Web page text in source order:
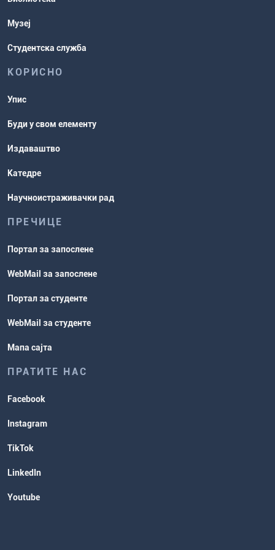
рокови
Музеј
Студентска служба
КОРИСНО
Упис
Буди у свом елементу
Издаваштво
Катедре
Научноистраживачки рад
ПРЕЧИЦЕ
Портал за запослене
WebMail за запослене
Портал за студенте
WebMail за студенте
Мапа сајта
ПРАТИТЕ НАС
Facebook
Instagram
TikTok
LinkedIn
Youtube